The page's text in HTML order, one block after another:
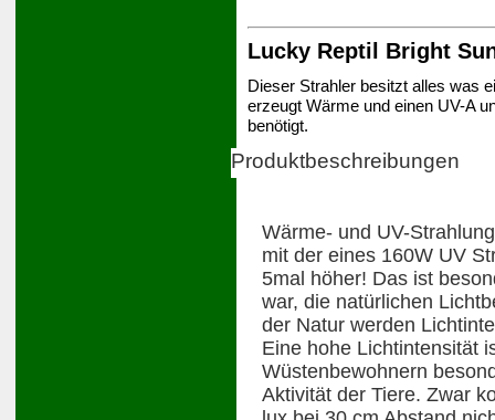
Lucky Reptil Bright
Dieser Strahler besitzt alles was
erzeugt Wärme und einen UV-A
benötigt.
Produktbeschreibungen
Wärme- und UV-
mit der eines 160W UV
5mal höher! Das ist
war, die natürlichen
der Natur werden
Eine hohe Lichtintensität
Wüstenbewohnern
Aktivität der Tiere. Zwar